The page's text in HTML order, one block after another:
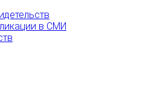
в СМИ